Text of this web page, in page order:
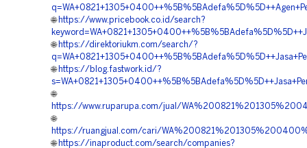
🌐 https://www.pricebook.co.id/search?
🌐 https://direktoriukm.com/search/?
🌐 https://blog.fastwork.id/?
🌐
https://www.ruparupa.com/jual/
🌐
https://ruangjual.com/cari/
🌐 https://inaproduct.com/search/companies?